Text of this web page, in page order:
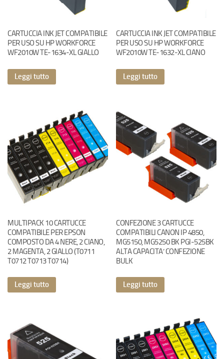
CARTUCCIA INK JET COMPATIBILE
PER USO SU HP WORKFORCE
WF2010W TE-1634-XL GIALLO
Leggi tutto
CARTUCCIA INK JET COMPATIBILE
PER USO SU HP WORKFORCE
WF2010W TE-1632-XL CIANO
Leggi tutto
MULTIPACK 10 CARTUCCE
COMPATIBILE PER EPSON
COMPOSTO DA 4 NERE, 2 CIANO,
2 MAGENTA, 2 GIALLO (T0711
T0712 T0713 T0714)
Leggi tutto
CONFEZIONE 3 CARTUCCE
COMPATIBILI CANON IP 4850,
MG5150, MG5250 BK PGI-525BK
ALTA CAPACITA’ CONFEZIONE
BULK
Leggi tutto